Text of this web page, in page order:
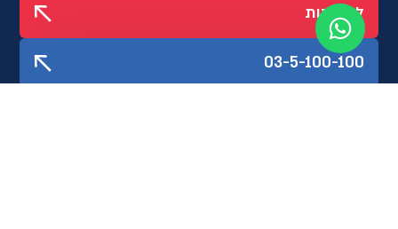
לתרומות
03-5-100-100